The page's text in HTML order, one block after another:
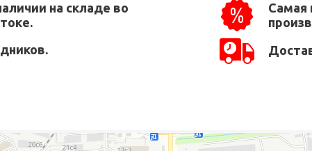
на складе во
Самая